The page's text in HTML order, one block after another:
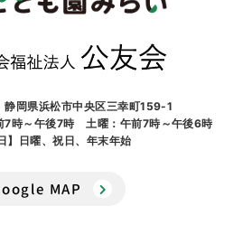
岡県浜松市中央区三幸町159-1
7時～午後7時 土曜：午前7時～午後6時
】日曜、祝日、年末年始
MAP